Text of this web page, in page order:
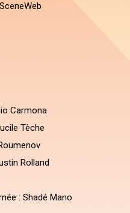
Carmona
Tèche
Rolland
: Shadé Mano